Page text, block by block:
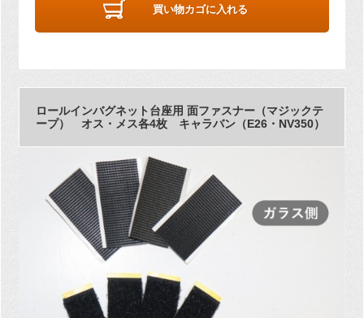
買い物カゴに入れる
ロールインバグネット台座用 面ファスナー（マジックテ
ープ） オス・メス各4枚 キャラバン（E26・NV350）